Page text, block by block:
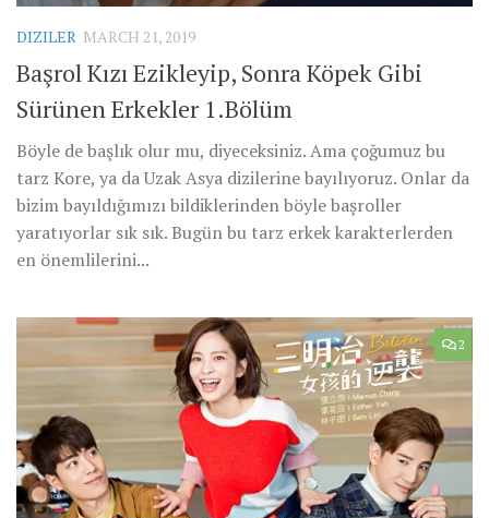
DIZILER MARCH 21, 2019
Başrol Kızı Ezikleyip, Sonra Köpek Gibi
Sürünen Erkekler 1.Bölüm
Böyle de başlık olur mu, diyeceksiniz. Ama çoğumuz bu
tarz Kore, ya da Uzak Asya dizilerine bayılıyoruz. Onlar da
bizim bayıldığımızı bildiklerinden böyle başroller
yaratıyorlar sık sık. Bugün bu tarz erkek karakterlerden
en önemlilerini...
2